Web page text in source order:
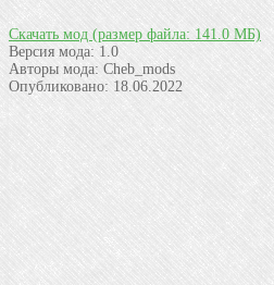
Скачать мод (размер файла: 141.0 МБ)
Версия мода: 1.0
Авторы мода: Cheb_mods
Опубликовано: 18.06.2022